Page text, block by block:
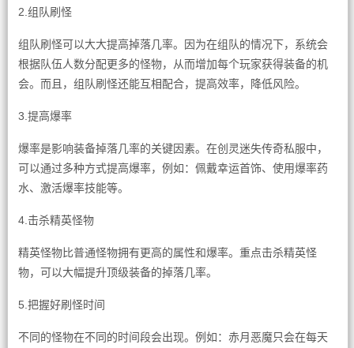
2.组队刷怪
组队刷怪可以大大提高掉落几率。因为在组队的情况下，系统会
根据队伍人数分配更多的怪物，从而增加每个玩家获得装备的机
会。而且，组队刷怪还能互相配合，提高效率，降低风险。
3.提高爆率
爆率是影响装备掉落几率的关键因素。在创灵迷失传奇私服中，
可以通过多种方式提高爆率，例如：佩戴幸运首饰、使用爆率药
水、激活爆率技能等。
4.击杀精英怪物
精英怪物比普通怪物拥有更高的属性和爆率。重点击杀精英怪
物，可以大幅提升顶级装备的掉落几率。
5.把握好刷怪时间
不同的怪物在不同的时间段会出现。例如：赤月恶魔只会在每天